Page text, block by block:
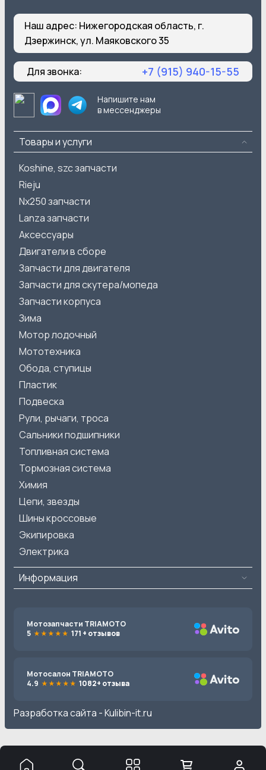
Наш адрес: Нижегородская область, г.
Дзержинск, ул. Маяковского 35
Для звонка: +7 (915) 940-15-55
Напишите нам
в мессенджеры
Товары и услуги
Koshine, szc запчасти
Rieju
Nx250 запчасти
Lanza запчасти
Аксессуары
Двигатели в сборе
Запчасти для двигателя
Запчасти для скутера/мопеда
Запчасти корпуса
Зима
Мотор лодочный
Мототехника
Обода, ступицы
Пластик
Подвеска
Рули, рычаги, троса
Сальники подшипники
Топливная система
Тормозная система
Химия
Цепи, звезды
Шины кроссовые
Экипировка
Электрика
Информация
Мотозапчасти TRIAMOTO
5
171 + отзывов
Мотосалон TRIAMOTO
4.9
1082+ отзыва
Разработка сайта -Kulibin-it.ru